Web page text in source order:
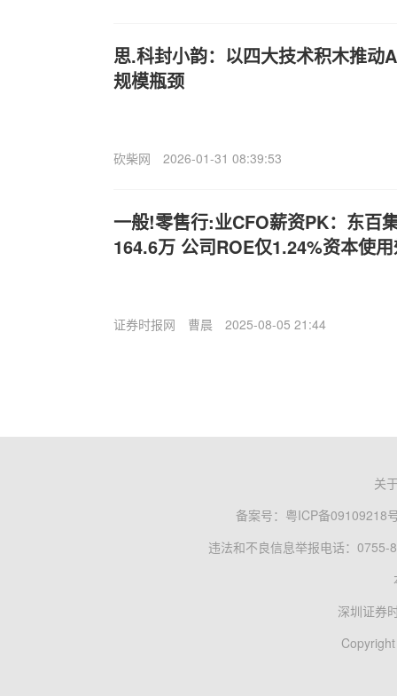
思.科封小韵：以四大技术积木推动
规模瓶颈
砍柴网 2026-01-31 08:39:53
一般!零售行:业CFO薪资PK：东百
164.6万 公司ROE仅1.24%资本使
证券时报网 曹晨 2025-08-05 21:44
关
备案号： 粤ICP备09109218
违法和不良信息举报电话：0755-
深圳证券